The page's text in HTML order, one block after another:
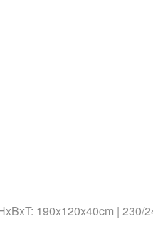
190x120x40cm | 230/